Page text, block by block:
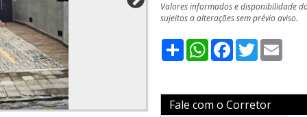
Valores informados e disponibilidade
sujeitos a alterações sem prévio aviso.
ShareWhatsApp
Facebook
Twitter
Fale com o Corretor